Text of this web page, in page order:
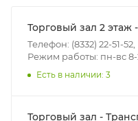
- зоны доставки;
- веса и габаритов
- количества торговых
(перекрестки улиц):
Торговый зал 2
Телефон: (8332) 22-51-52,
Режим работы: пн-вс
Есть в наличии: 3
Торговый зал -